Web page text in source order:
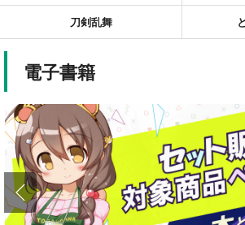
重要 「とらのあな×駿河屋日本橋乙女同人誌館」通販店頭受取サービス開始のお知らせ
【2025/12/1より】「通販ポイント⇒とらコイン変換キャンペーン」終了
重要 ポイント付与・管理体制改定のお知らせ（
刀剣乱舞
電子書籍